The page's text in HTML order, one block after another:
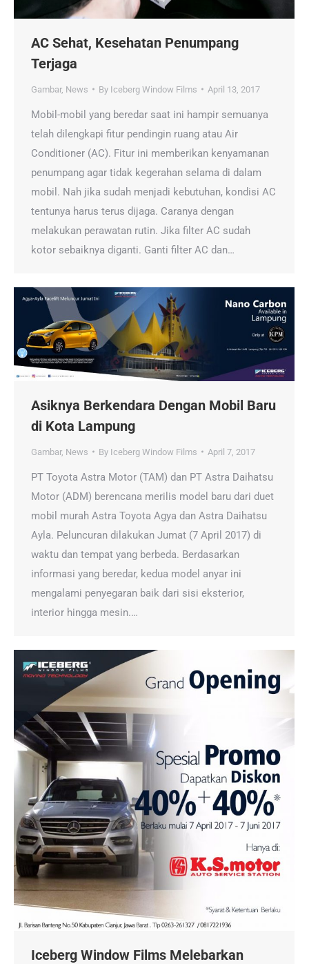
AC Sehat, Kesehatan Penumpang
Terjaga
Gambar, News By Iceberg Window Films April 13, 2017
Mobil-mobil yang beredar saat ini hampir semuanya
telah dilengkapi fitur pendingin ruang atau Air
Conditioner (AC). Fitur ini memberikan kenyamanan
penumpang agar tidak kegerahan selama di dalam
mobil. Nah jika sudah menjadi kebutuhan, kondisi AC
tentunya harus terus dijaga. Caranya dengan
melakukan perawatan rutin. Jika filter AC sudah
kotor sebaiknya diganti. Ganti filter AC dan…
Asiknya Berkendara Dengan Mobil Baru
di Kota Lampung
Gambar, News By Iceberg Window Films April 7, 2017
PT Toyota Astra Motor (TAM) dan PT Astra Daihatsu
Motor (ADM) berencana merilis model baru dari duet
mobil murah Astra Toyota Agya dan Astra Daihatsu
Ayla. Peluncuran dilakukan Jumat (7 April 2017) di
waktu dan tempat yang berbeda. Berdasarkan
informasi yang beredar, kedua model anyar ini
mengalami penyegaran baik dari sisi eksterior,
interior hingga mesin.…
Iceberg Window Films Melebarkan